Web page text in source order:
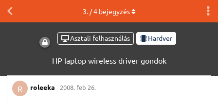
Asztali felhasználás Hardver
HP laptop wireless driver gondok
3. /4bejegyzés
R roleeka 2008. feb 26.